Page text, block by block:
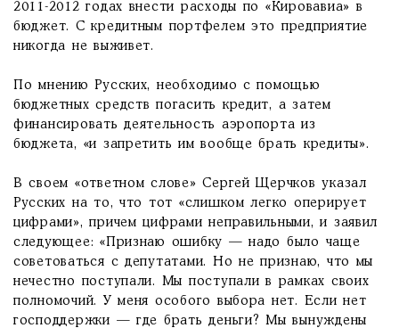
2011-2012 годах внести расходы по «Кировавиа» в
бюджет. С кредитным портфелем это предприятие
никогда не выживет.
По мнению Русских, необходимо с помощью
бюджетных средств погасить кредит, а затем
финансировать деятельность аэропорта из
бюджета, «и запретить им вообще брать кредиты».
В своем «ответном слове» Сергей Щерчков указал
Русских на то, что тот «слишком легко оперирует
цифрами», причем цифрами неправильными, и заявил
следующее: «Признаю ошибку — надо было чаще
советоваться с депутатами. Но не признаю, что мы
нечестно поступали. Мы поступали в рамках своих
полномочий. У меня особого выбора нет. Если нет
господдержки — где брать деньги? Мы вынуждены